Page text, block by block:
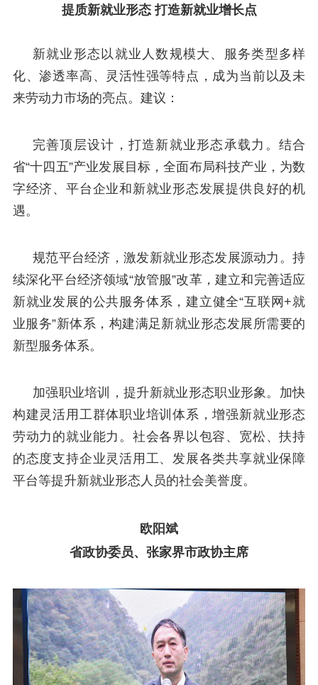
提质新就业形态 打造新就业增长点
新就业形态以就业人数规模大、服务类型多样
化、渗透率高、灵活性强等特点，成为当前以及未
来劳动力市场的亮点。建议：
完善顶层设计，打造新就业形态承载力。结合
省“十四五”产业发展目标，全面布局科技产业，为数
字经济、平台企业和新就业形态发展提供良好的机
遇。
规范平台经济，激发新就业形态发展源动力。持
续深化平台经济领域“放管服”改革，建立和完善适应
新就业发展的公共服务体系，建立健全“互联网+就
业服务”新体系，构建满足新就业形态发展所需要的
新型服务体系。
加强职业培训，提升新就业形态职业形象。加快
构建灵活用工群体职业培训体系，增强新就业形态
劳动力的就业能力。社会各界以包容、宽松、扶持
的态度支持企业灵活用工、发展各类共享就业保障
平台等提升新就业形态人员的社会美誉度。
欧阳斌
省政协委员、张家界市政协主席